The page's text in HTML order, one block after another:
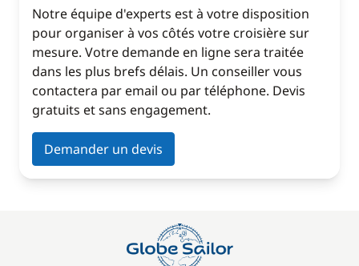
Notre équipe d'experts est à votre disposition
pour organiser à vos côtés votre croisière sur
mesure. Votre demande en ligne sera traitée
dans les plus brefs délais. Un conseiller vous
contactera par email ou par téléphone. Devis
gratuits et sans engagement.
Demander un devis